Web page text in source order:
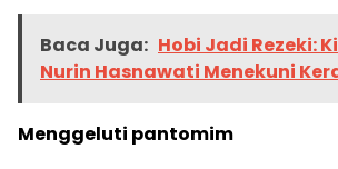
Baca Juga: Hobi Jadi Rezeki:
Nurin Hasnawati Menekuni
Menggeluti pantomim